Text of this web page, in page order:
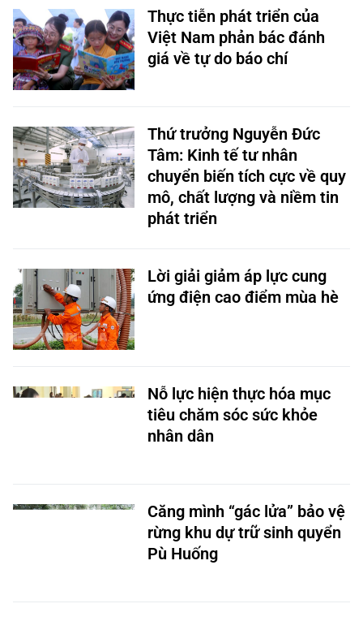
Thực tiễn phát triển của
Việt Nam phản bác đánh
giá về tự do báo chí
Thứ trưởng Nguyễn Đức
Tâm: Kinh tế tư nhân
chuyển biến tích cực về quy
mô, chất lượng và niềm tin
phát triển
Lời giải giảm áp lực cung
ứng điện cao điểm mùa hè
Nỗ lực hiện thực hóa mục
tiêu chăm sóc sức khỏe
nhân dân
Căng mình “gác lửa” bảo vệ
rừng khu dự trữ sinh quyển
Pù Huống